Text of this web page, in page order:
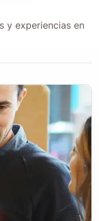
y experiencias en